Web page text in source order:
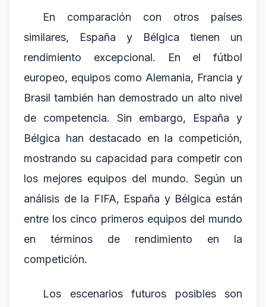
En comparación con otros países
similares, España y Bélgica tienen un
rendimiento excepcional. En el fútbol
europeo, equipos como Alemania, Francia y
Brasil también han demostrado un alto nivel
de competencia. Sin embargo, España y
Bélgica han destacado en la competición,
mostrando su capacidad para competir con
los mejores equipos del mundo. Según un
análisis de la FIFA, España y Bélgica están
entre los cinco primeros equipos del mundo
en términos de rendimiento en la
competición.
Los escenarios futuros posibles son